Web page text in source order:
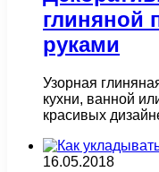
глиняной
руками
Узорная
кухни, ванной
красивых
16.05.2018